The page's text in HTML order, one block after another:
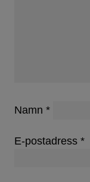
Namn *
E-postadress *